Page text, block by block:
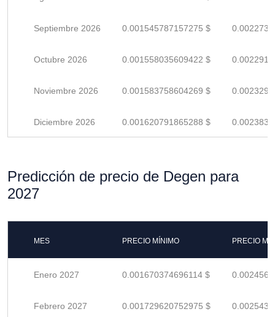
Septiembre 2026 0.001545787157275 $
Octubre 2026 0.001558035609422 $
Noviembre 2026 0.001583758604269 $
Diciembre 2026 0.001620791865288 $
Predicción de precio de Degen para
2027
MES PRECIO MÍNIMO PRECIO
Enero 2027 0.001670374696114 $
Febrero 2027 0.001729620752975 $